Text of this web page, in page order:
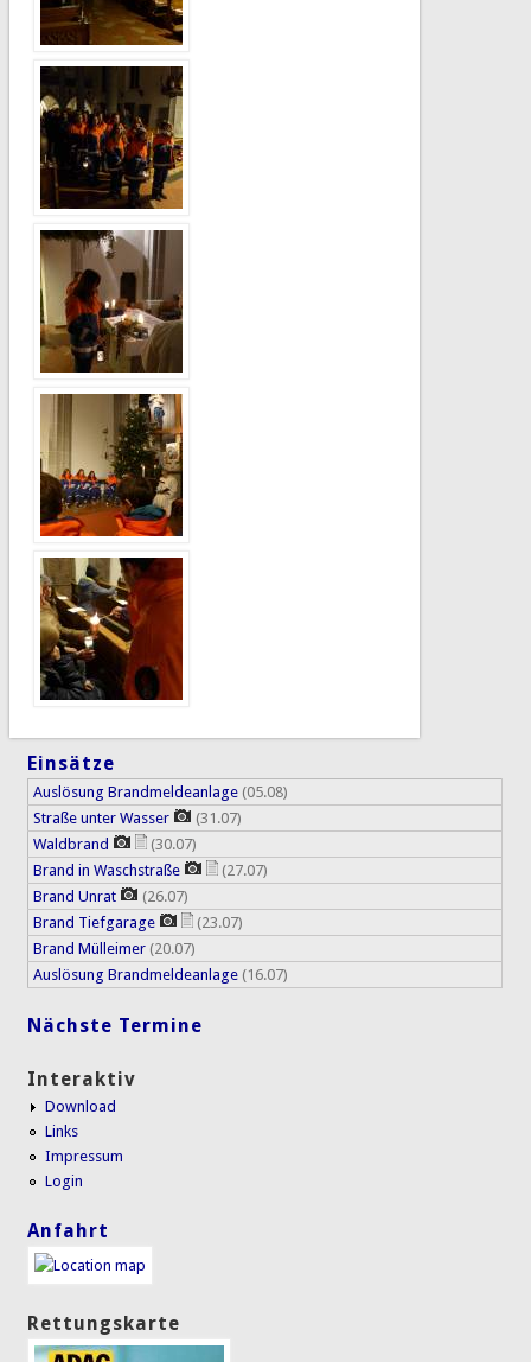
Einsätze
Auslösung Brandmeldeanlage (05.08)
Straße unter Wasser
(31.07)
Waldbrand
(30.07)
Brand in Waschstraße
(27.07)
Brand Unrat
(26.07)
Brand Tiefgarage
(23.07)
Brand Mülleimer (20.07)
Auslösung Brandmeldeanlage (16.07)
Nächste Termine
Interaktiv
Download
Links
Impressum
Login
Anfahrt
Rettungskarte